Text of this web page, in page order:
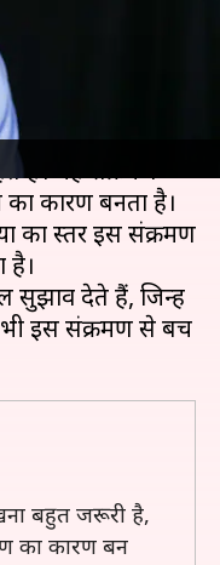
खतरे को बढ़ा
हैं। यह संक्रमण
का स्तर इस संक्रमण
देते हैं, जिन्हें
इस संक्रमण से बच
बहुत जरूरी है,
का कारण बन